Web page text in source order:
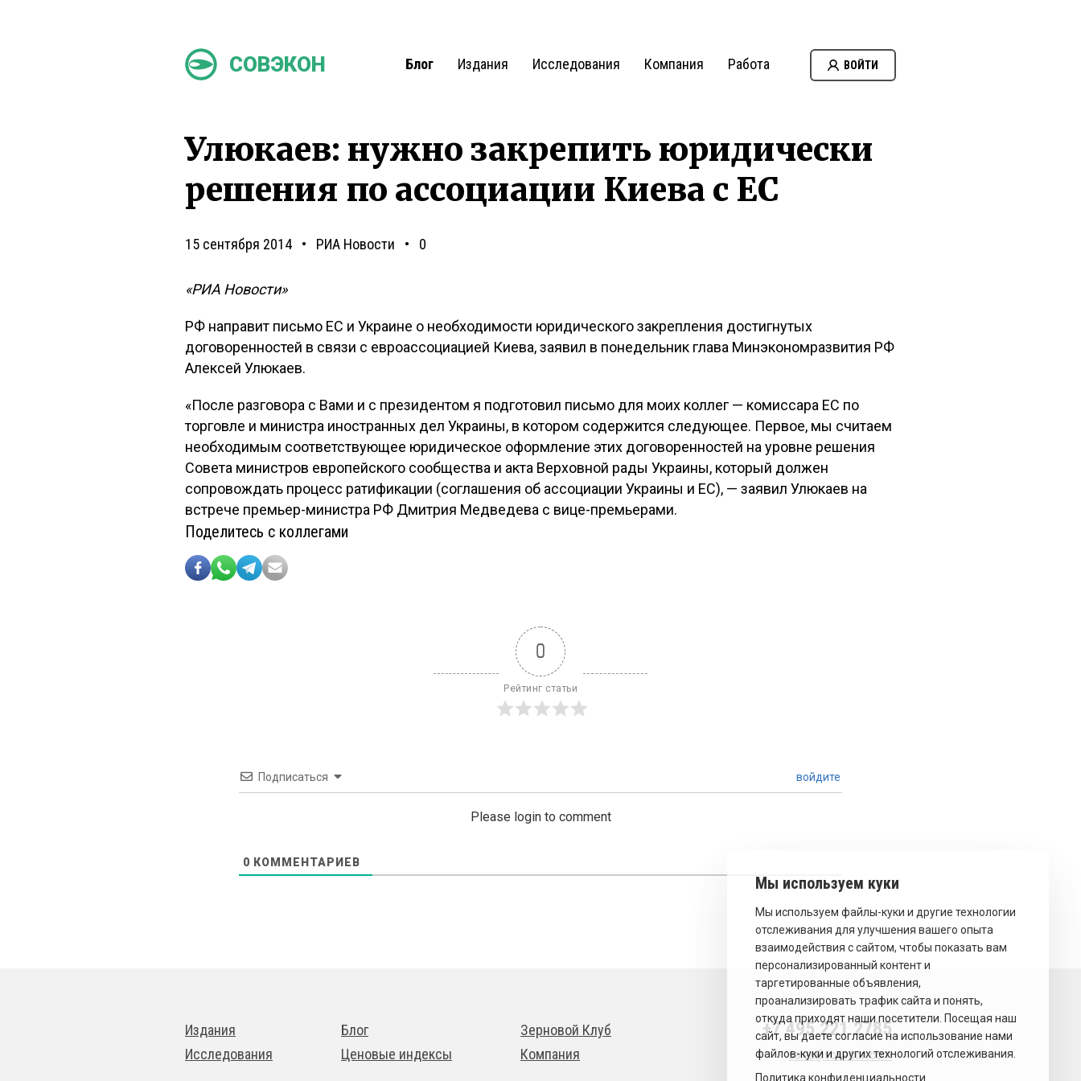
СОВЭКОН Блог Издания Исследования Компания Работа ВОЙТИ
Улюкаев: нужно закрепить юридически
решения по ассоциации Киева с ЕС
15 сентября 2014 РИА Новости 0
«РИА Новости»
РФ направит письмо ЕС и Украине о необходимости юридического закрепления достигнутых
договоренностей в связи с евроассоциацией Киева, заявил в понедельник глава Минэкономразвития РФ
Алексей Улюкаев.
«После разговора с Вами и с президентом я подготовил письмо для моих коллег — комиссара ЕС по
торговле и министра иностранных дел Украины, в котором содержится следующее. Первое, мы считаем
необходимым соответствующее юридическое оформление этих договоренностей на уровне решения
Совета министров европейского сообщества и акта Верховной рады Украины, который должен
сопровождать процесс ратификации (соглашения об ассоциации Украины и ЕС), — заявил Улюкаев на
встрече премьер-министра РФ Дмитрия Медведева с вице-премьерами.
Поделитесь с коллегами
0
Рейтинг статьи
Подписаться войдите
Please login to comment
0 КОММЕНТАРИЕВ
Издания
Исследования
Блог
Ценовые индексы
Зерновой Клуб
Компания
+7 495 221 2785
sales@sovecon.com
Политика конфиденциальности